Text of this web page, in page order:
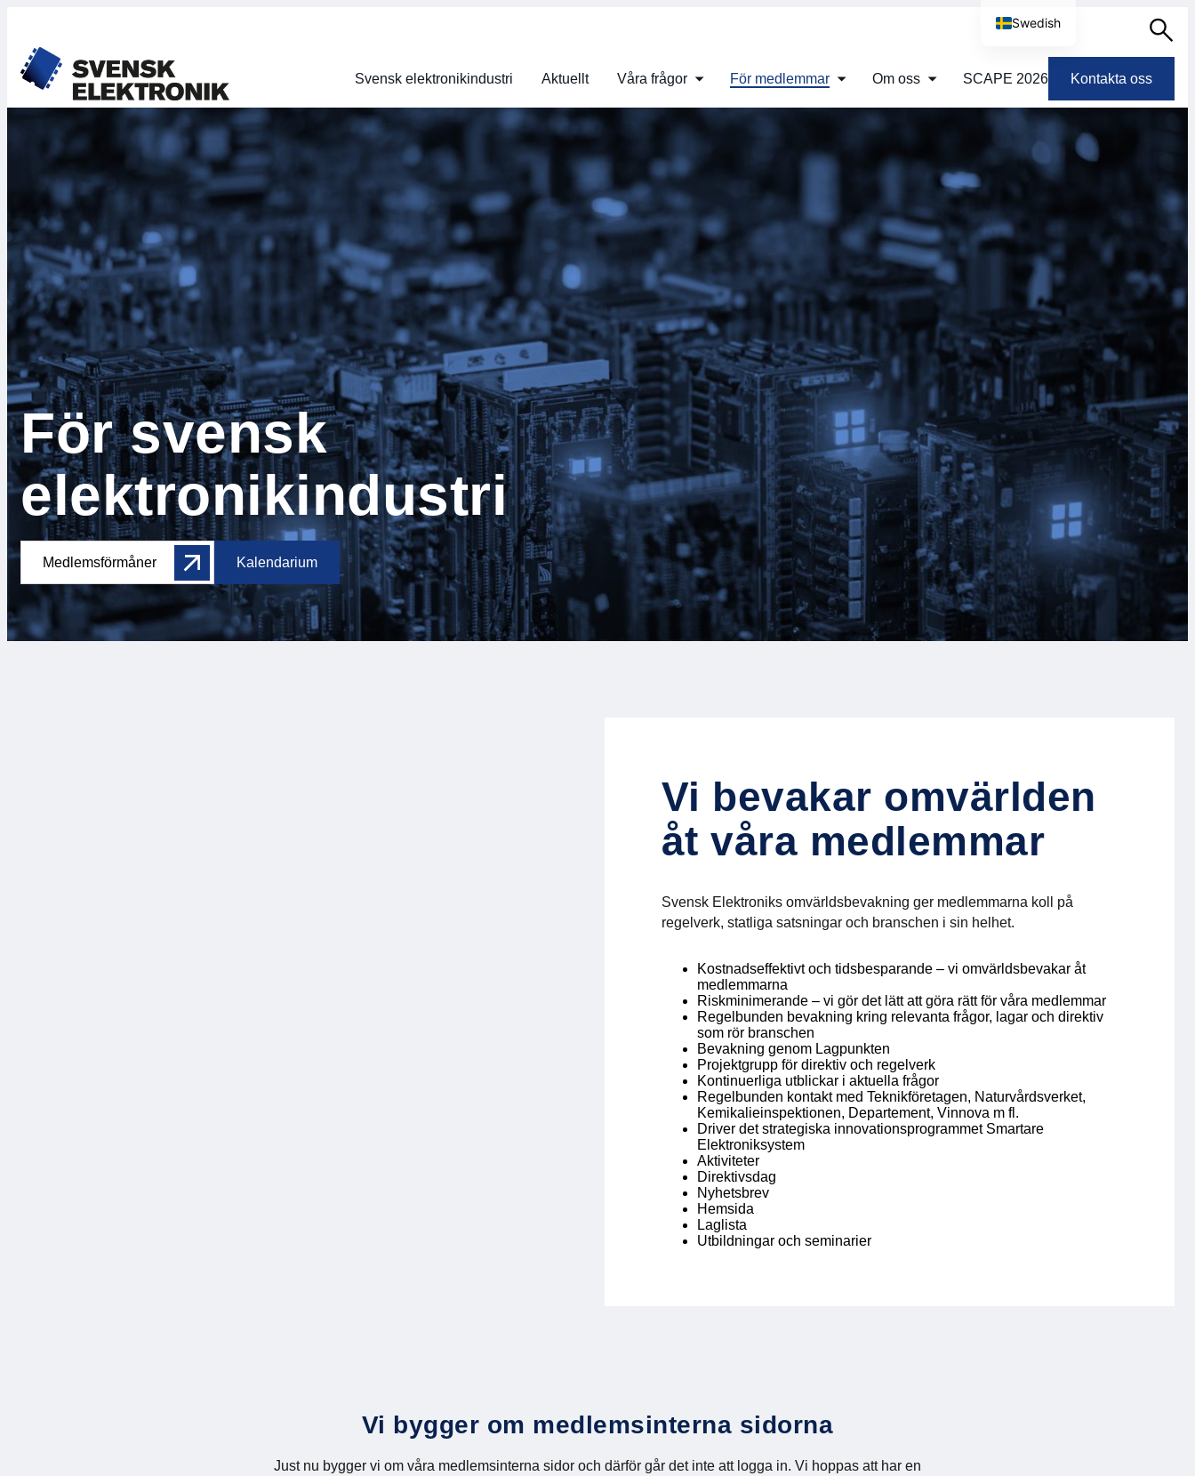
Sök
Svensk elektronikindustri Aktuellt Våra frågor För medlemmar Om oss SCAPE 2026 Kontakta oss
För svensk
elektronikindustri
Medlemsförmåner Kalendarium
Vi bevakar omvärlden
åt våra medlemmar
Svensk Elektroniks omvärldsbevakning ger medlemmarna koll på
regelverk, statliga satsningar och branschen i sin helhet.
Kostnadseffektivt och tidsbesparande – vi omvärldsbevakar åt
medlemmarna
Riskminimerande – vi gör det lätt att göra rätt för våra medlemmar
Regelbunden bevakning kring relevanta frågor, lagar och direktiv
som rör branschen
Bevakning genom Lagpunkten
Projektgrupp för direktiv och regelverk
Kontinuerliga utblickar i aktuella frågor
Regelbunden kontakt med Teknikföretagen, Naturvårdsverket,
Kemikalieinspektionen, Departement, Vinnova m fl.
Driver det strategiska innovationsprogrammet Smartare
Elektroniksystem
Aktiviteter
Direktivsdag
Nyhetsbrev
Hemsida
Laglista
Utbildningar och seminarier
Vi bygger om medlemsinterna sidorna
Just nu bygger vi om våra medlemsinterna sidor och därför går det inte att logga in. Vi hoppas att har en
Swedish